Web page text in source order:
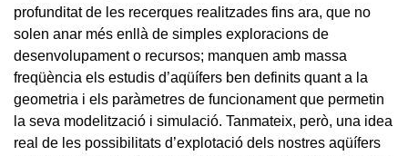
profunditat de les recerques realitzades fins ara, que no
solen anar més enllà de simples exploracions de
desenvolupament o recursos; manquen amb massa
freqüència els estudis d’aqüífers ben definits quant a la
geometria i els paràmetres de funcionament que permetin
la seva modelització i simulació. Tanmateix, però, una idea
real de les possibilitats d’explotació dels nostres aqüífers